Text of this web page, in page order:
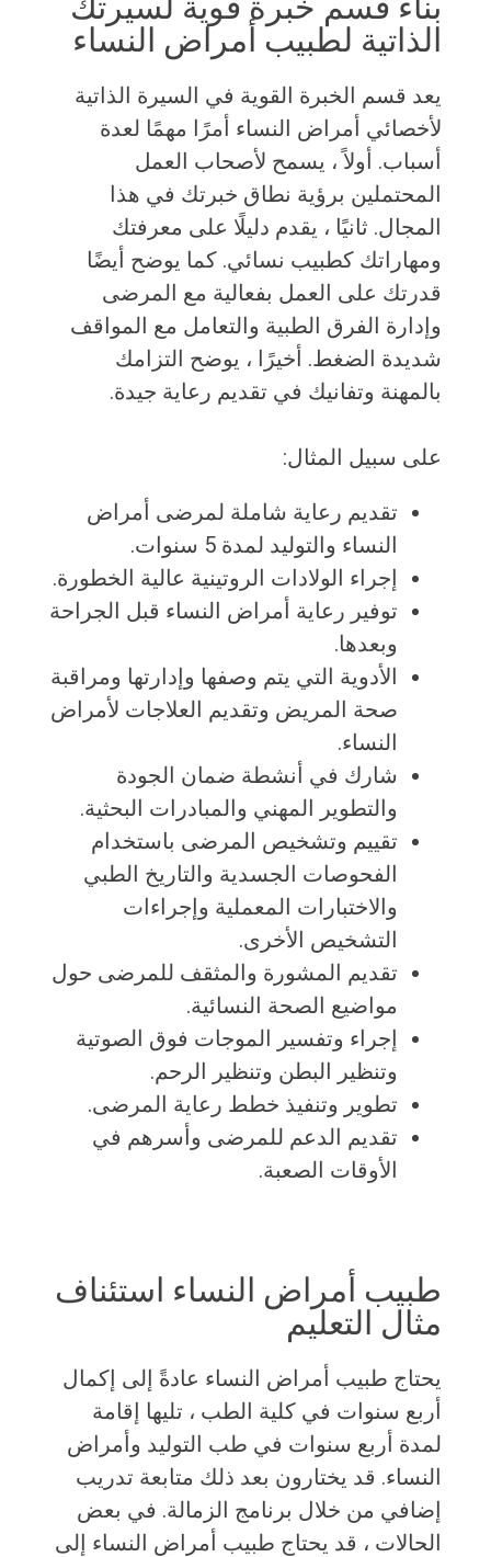
الذاتية لطبيب أمراض النساء
يعد قسم الخبرة القوية في السيرة الذاتية
لأخصائي أمراض النساء أمرًا مهمًا لعدة
أسباب. أولاً ، يسمح لأصحاب العمل
المحتملين برؤية نطاق خبرتك في هذا
المجال. ثانيًا ، يقدم دليلًا على معرفتك
ومهاراتك كطبيب نسائي. كما يوضح أيضًا
قدرتك على العمل بفعالية مع المرضى
وإدارة الفرق الطبية والتعامل مع المواقف
شديدة الضغط. أخيرًا ، يوضح التزامك
بالمهنة وتفانيك في تقديم رعاية جيدة.
على سبيل المثال:
تقديم رعاية شاملة لمرضى أمراض
النساء والتوليد لمدة 5 سنوات.
إجراء الولادات الروتينية عالية الخطورة.
توفير رعاية أمراض النساء قبل الجراحة
وبعدها.
الأدوية التي يتم وصفها وإدارتها ومراقبة
صحة المريض وتقديم العلاجات لأمراض
النساء.
شارك في أنشطة ضمان الجودة
والتطوير المهني والمبادرات البحثية.
تقييم وتشخيص المرضى باستخدام
الفحوصات الجسدية والتاريخ الطبي
والاختبارات المعملية وإجراءات
التشخيص الأخرى.
تقديم المشورة والمثقف للمرضى حول
مواضيع الصحة النسائية.
إجراء وتفسير الموجات فوق الصوتية
وتنظير البطن وتنظير الرحم.
تطوير وتنفيذ خطط رعاية المرضى.
تقديم الدعم للمرضى وأسرهم في
الأوقات الصعبة.
طبيب أمراض النساء استئناف
مثال التعليم
يحتاج طبيب أمراض النساء عادةً إلى إكمال
أربع سنوات في كلية الطب ، تليها إقامة
لمدة أربع سنوات في طب التوليد وأمراض
النساء. قد يختارون بعد ذلك متابعة تدريب
إضافي من خلال برنامج الزمالة. في بعض
الحالات ، قد يحتاج طبيب أمراض النساء إلى